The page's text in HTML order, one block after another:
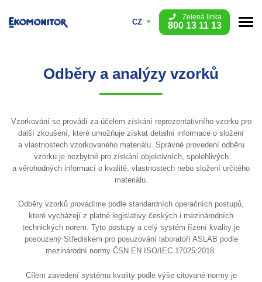
CZ
Zelená linka
800 13 11 13
Odběry a analýzy vzorků
Vzorkování se provádí za účelem získání reprezentativního vzorku pro
další zkoušení, které umožňuje získat detailní informace o složení
a vlastnostech vzorkovaného materiálu. Správné provedení odběru
vzorku je nezbytné pro získání objektivních, spolehlivých
a věrohodných informací o kvalitě, vlastnostech nebo složení určitého
materiálu.
Odběry vzorků provádíme podle standardních operačních postupů,
které vycházejí z platné legislativy českých i mezinárodních
technických norem. Tyto postupy a celý systém řízení kvality je
posouzený Střediskem pro posuzování laboratoří ASLAB podle
mezinárodní normy ČSN EN ISO/IEC 17025:2018.
Cílem zavedení systému kvality podle výše citované normy je